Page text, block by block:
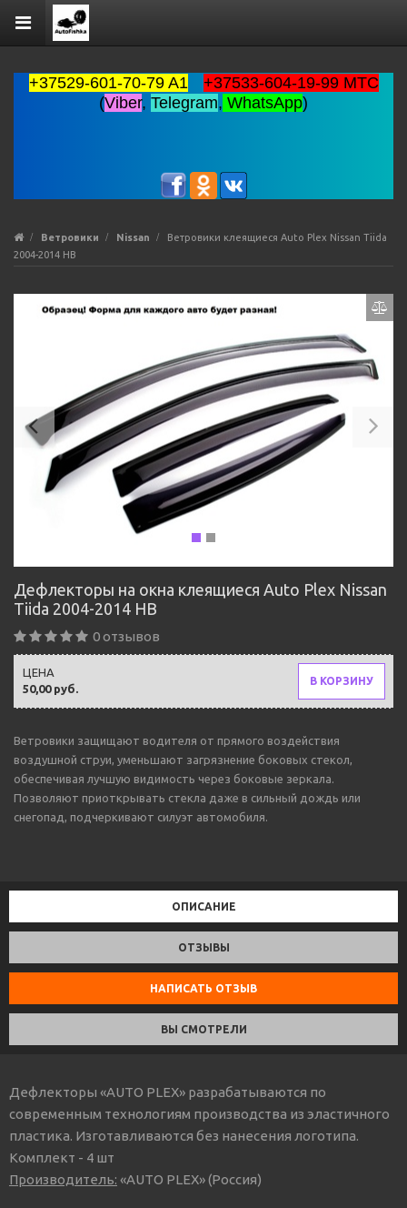
+37529-601-70-79 A1
+37533-604-19-99 MTC
(Viber, Telegram, WhatsApp)
Ветровики Nissan
Ветровики клеящиеся Auto Plex Nissan Tiida
2004-2014 HB
Previous
Дефлекторы на окна клеящиеся Auto Plex Nissan
Tiida 2004-2014 HB
0 отзывов
50,00 руб.
ЦЕНА
В КОРЗИНУ
Ветровики защищают водителя от прямого воздействия
воздушной струи, уменьшают загрязнение боковых стекол,
обеспечивая лучшую видимость через боковые зеркала.
Позволяют приоткрывать стекла даже в сильный дождь или
снегопад, подчеркивают силуэт автомобиля.
ОПИСАНИЕ
ОТЗЫВЫ
НАПИСАТЬ ОТЗЫВ
ВЫ СМОТРЕЛИ
Дефлекторы «AUTO PLEX» разрабатываются по
современным технологиям производства из эластичного
пластика. Изготавливаются без нанесения логотипа.
Комплект - 4 шт
Производитель: «AUTO PLEX» (Россия)